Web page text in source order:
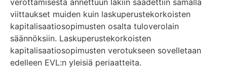
viittaukset muiden kuin laskuperustekorkoisten
kapitalisaatiosopimusten osalta tuloverolain
säännöksiin. Laskuperustekorkoisten
kapitalisaatiosopimusten verotukseen sovelletaan
edelleen EVL:n yleisiä periaatteita.